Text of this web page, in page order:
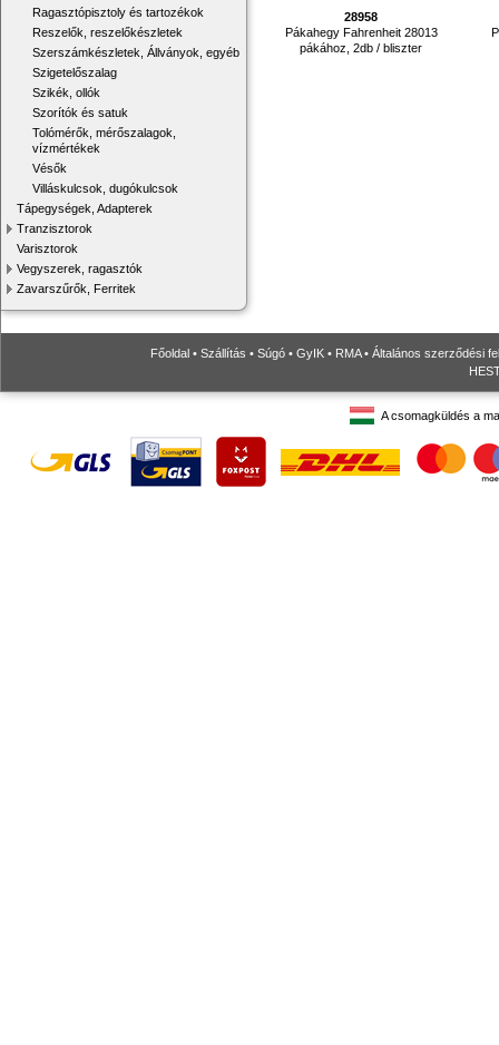
Ragasztópisztoly és tartozékok
Reszelők, reszelőkészletek
Szerszámkészletek, Állványok, egyéb
Szigetelőszalag
Szikék, ollók
Szorítók és satuk
Tolómérők, mérőszalagok,
vízmértékek
Vésők
Villáskulcsok, dugókulcsok
Tápegységek, Adapterek
Tranzisztorok
Varisztorok
Vegyszerek, ragasztók
Zavarszűrők, Ferritek
28958
Pákahegy Fahrenheit 28013
pákához, 2db / bliszter
Főoldal • Szállítás • Súgó • GyIK • RMA• Általános szerződési
A csomagküldés a